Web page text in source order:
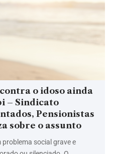
o idoso ainda
– Sindicato
Pensionistas
sobre o assunto
social grave e